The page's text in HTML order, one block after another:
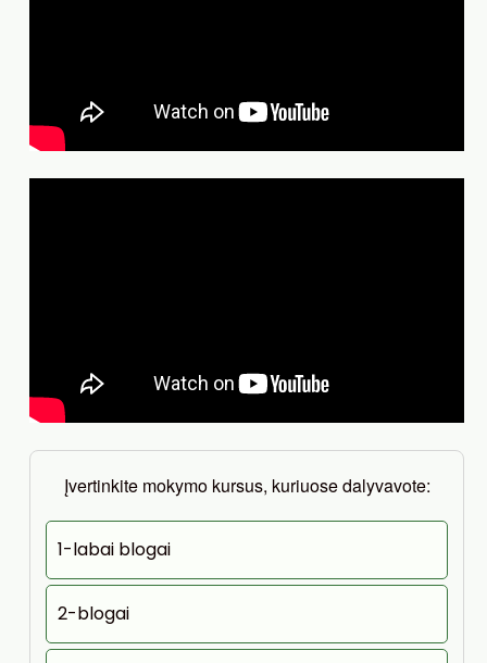
Įvertinkite mokymo kursus, kuriuose dalyvavote:
1-labai blogai
2-blogai